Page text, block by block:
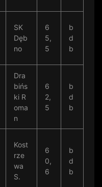
SK
Dęb
no
6
5,
5
b
d
b
Dra
bińs
ki R
oma
n
6
2,
5
b
d
b
Kost
rze
wa
S.
6
0,
6
b
d
b